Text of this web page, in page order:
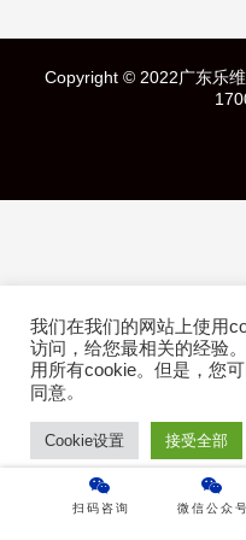
技术白皮书
关于乐维
乐维社区
Copyright © 2022广东乐
扫码咨询 微信公众号
我们在我们的网站上使用
访问，给您最相关的经验
用所有cookie。但是，您
同意。
Cookie设置 接受全部